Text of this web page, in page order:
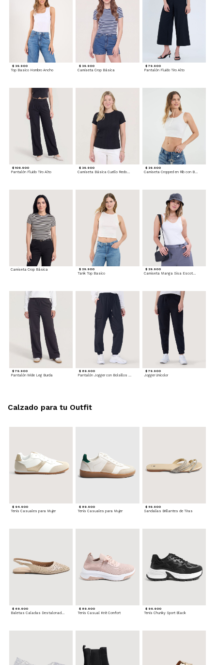
$ 39.900
Top Basico Hombro Ancho
$ 39.900
Camiseta Crop Básica
$ 79.900
Pantalón Fluido Tiro Alto
$ 109.900
Pantalón Fluido Tiro Alto
$ 39.900
Camiseta Básica Cuello Redondo
$ 39.900
Camiseta Crop Básica $ 29.900
Tank Top Basico
$ 29.900
Camiseta Manga Sisa Escotada
$ 79.900
Pantalón Wide Leg Burda
$ 89.900
Pantalón Jogger con Bolsillos Cargo
$ 79.900
Jogger Unicolor
$ 94.900
Tenis Casuales para Mujer
$ 89.900
Tenis Casuales para Mujer
$ 59.900
Sandalias Brillantes de Tiras
$ 69.900
Baletas Caladas Destalonadas
$ 89.900
Tenis Casual Knit Comfort
$ 99.900
Tenis Chunky Sport Black
Calzado para tu Outfit